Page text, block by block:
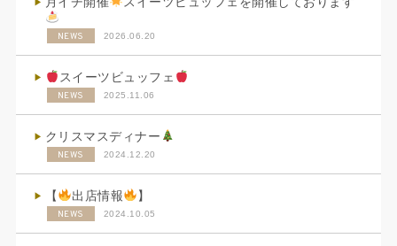
NEWS 2026.06.20
スイーツビュッフェ
NEWS 2025.11.06
クリスマスディナー
NEWS 2024.12.20
【 出店情報 】
NEWS 2024.10.05